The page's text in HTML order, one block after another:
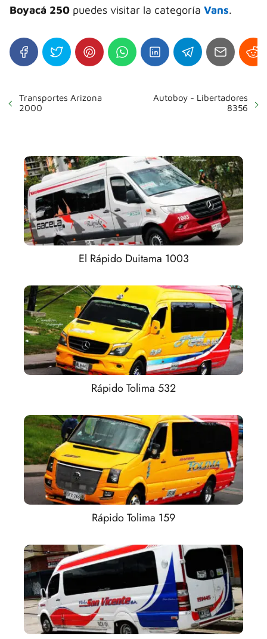
⭐
Boyacá 250 puedes visitar la categoría Vans.
Transportes Arizona
2000
Autoboy - Libertadores
8356
El Rápido Duitama 1003
Rápido Tolima 532
Rápido Tolima 159